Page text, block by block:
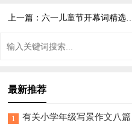
上一篇：六一儿童节开幕词精选15篇
最新推荐
1 有关小学年级写景作文八篇